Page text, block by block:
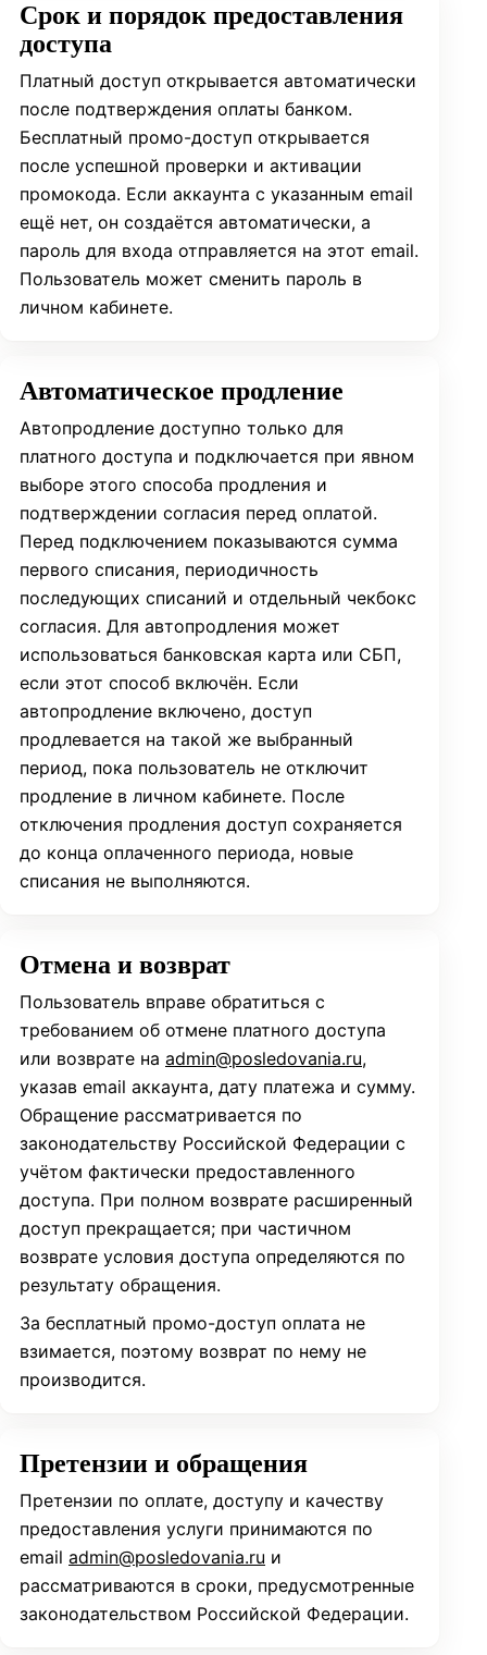
Срок и порядок предоставления
доступа
Платный доступ открывается автоматически
после подтверждения оплаты банком.
Бесплатный промо-доступ открывается
после успешной проверки и активации
промокода. Если аккаунта с указанным email
ещё нет, он создаётся автоматически, а
пароль для входа отправляется на этот email.
Пользователь может сменить пароль в
личном кабинете.
Автоматическое продление
Автопродление доступно только для
платного доступа и подключается при явном
выборе этого способа продления и
подтверждении согласия перед оплатой.
Перед подключением показываются сумма
первого списания, периодичность
последующих списаний и отдельный чекбокс
согласия. Для автопродления может
использоваться банковская карта или СБП,
если этот способ включён. Если
автопродление включено, доступ
продлевается на такой же выбранный
период, пока пользователь не отключит
продление в личном кабинете. После
отключения продления доступ сохраняется
до конца оплаченного периода, новые
списания не выполняются.
Отмена и возврат
Пользователь вправе обратиться с
требованием об отмене платного доступа
или возврате на admin@posledovania.ru,
указав email аккаунта, дату платежа и сумму.
Обращение рассматривается по
законодательству Российской Федерации с
учётом фактически предоставленного
доступа. При полном возврате расширенный
доступ прекращается; при частичном
возврате условия доступа определяются по
результату обращения.
За бесплатный промо-доступ оплата не
взимается, поэтому возврат по нему не
производится.
Претензии и обращения
Претензии по оплате, доступу и качеству
предоставления услуги принимаются по
email admin@posledovania.ru и
рассматриваются в сроки, предусмотренные
законодательством Российской Федерации.